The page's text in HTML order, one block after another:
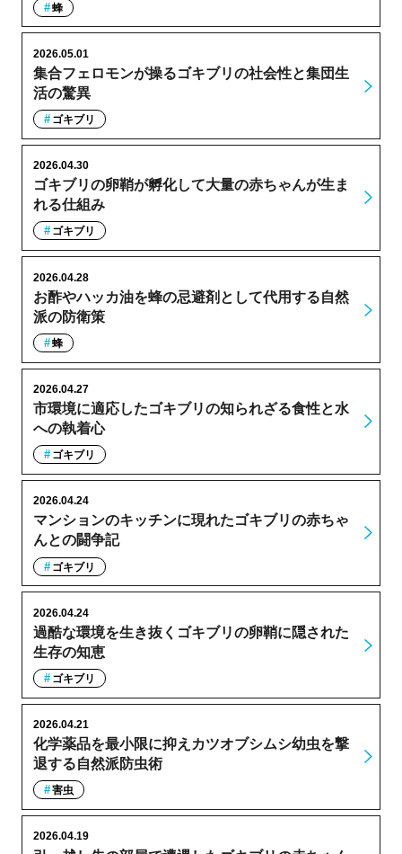
蜂
集合フェロモンが操るゴキブリの社会性と集団生
活の驚異
2026.05.01
ゴキブリ
ゴキブリの卵鞘が孵化して大量の赤ちゃんが生ま
れる仕組み
2026.04.30
ゴキブリ
お酢やハッカ油を蜂の忌避剤として代用する自然
派の防衛策
2026.04.28
蜂
市環境に適応したゴキブリの知られざる食性と水
への執着心
2026.04.27
ゴキブリ
マンションのキッチンに現れたゴキブリの赤ちゃ
んとの闘争記
2026.04.24
ゴキブリ
過酷な環境を生き抜くゴキブリの卵鞘に隠された
生存の知恵
2026.04.24
ゴキブリ
化学薬品を最小限に抑えカツオブシムシ幼虫を撃
退する自然派防虫術
2026.04.21
害虫
2026.04.19